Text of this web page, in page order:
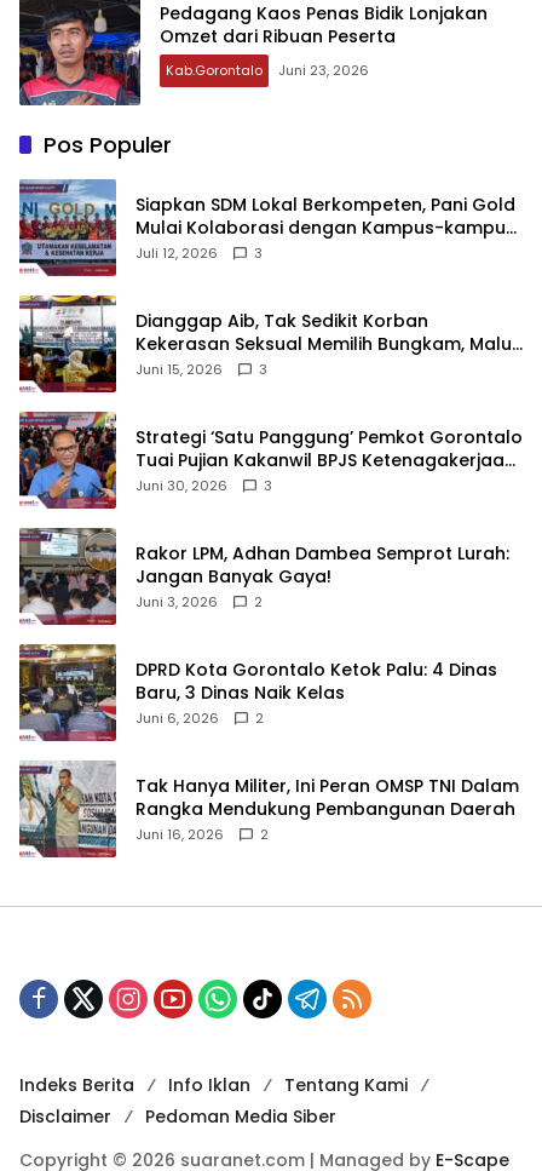
Pedagang Kaos Penas Bidik Lonjakan
Omzet dari Ribuan Peserta
Kab.Gorontalo Juni 23, 2026
Pos Populer
‎Siapkan SDM Lokal Berkompeten, Pani Gold
Mulai Kolaborasi dengan Kampus-kampus
di Gorontalo
Juli 12, 2026 3
‎Dianggap Aib, Tak Sedikit Korban
Kekerasan Seksual Memilih Bungkam, Malu
untuk Melapor!‎
Juni 15, 2026 3
Strategi ‘Satu Panggung’ Pemkot Gorontalo
Tuai Pujian Kakanwil BPJS Ketenagakerjaan
Sulama‎‎
Juni 30, 2026 3
‎Rakor LPM, Adhan Dambea Semprot Lurah:
Jangan Banyak Gaya!‎
Juni 3, 2026 2
‎DPRD Kota Gorontalo Ketok Palu: 4 Dinas
Baru, 3 Dinas Naik Kelas
Juni 6, 2026 2
‎Tak Hanya Militer, Ini Peran OMSP TNI Dalam
Rangka Mendukung Pembangunan Daerah
Juni 16, 2026 2
Indeks Berita Info Iklan
Tentang Kami
Disclaimer
Pedoman Media Siber
Copyright © 2026 suaranet.com | Managed by E-Scape